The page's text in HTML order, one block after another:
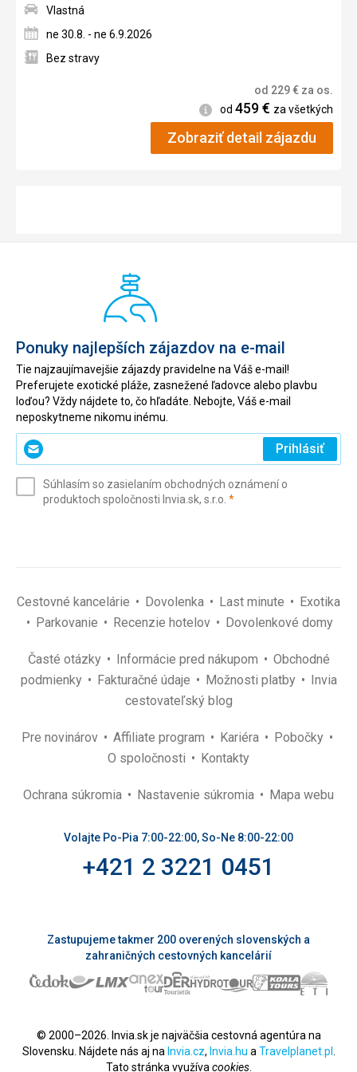
Vlastná
ne 30.8. - ne 6.9.2026
Bez stravy
od 229€ za os.
Informácie
od 459€ za všetkých
Zobraziť detail zájazdu
Ponuky najlepších zájazdov na e-mail
Tie najzaujímavejšie zájazdy pravidelne na Váš e-mail!
Preferujete exotické pláže, zasnežené ľadovce alebo plavbu
loďou? Vždy nájdete to, čo hľadáte. Nebojte, Váš e-mail
neposkytneme nikomu inému.
Zadajte
svoj
(povinné)
Prihlásiť
Súhlasím so zasielaním obchodných oznámení o
produktoch spoločnosti Invia.sk, s.r.o. *(povinné)
Cestovné kancelárie Dovolenka Last minute
Exotika
Parkovanie
Recenzie hotelov Dovolenkové domy
Časté otázky Informácie pred nákupom
Obchodné
podmienky
Fakturačné údaje Možnosti platby
Invia
cestovateľský blog
Pre novinárov Affiliate program Kariéra
Pobočky
O spoločnosti
Kontakty
Ochrana súkromia Nastavenie súkromia Mapa webu
Volajte Po-Pia 7:00-22:00, So-Ne 8:00-22:00
+421 2 3221 0451
Zastupujeme takmer 200 overených slovenských a
zahraničných cestovných kancelárií
© 2000–2026. Invia.sk je najväčšia cestovná agentúra na
Slovensku. Nájdete nás aj na Invia.cz, Invia.hu a Travelplanet.pl
Tato stránka využíva cookies.